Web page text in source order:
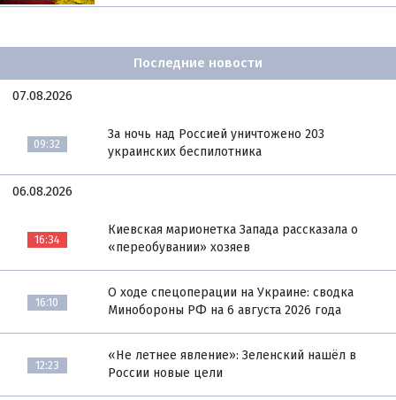
Последние новости
07.08.2026
09:32
За ночь над Россией уничтожено 203
украинских беспилотника
06.08.2026
16:34
Киевская марионетка Запада рассказала о
«переобувании» хозяев
16:10
О ходе спецоперации на Украине: сводка
Минобороны РФ на 6 августа 2026 года
12:23
«Не летнее явление»: Зеленский нашёл в
России новые цели